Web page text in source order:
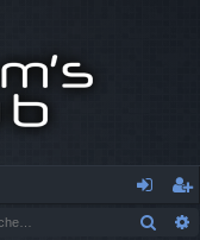
o
’e